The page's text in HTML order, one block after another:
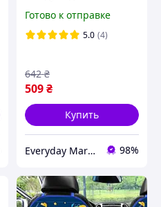
карман из
качественной
Готово к отправке
5.0 (4)
509₴
642 ₴
Купить
Everyday Market 98%